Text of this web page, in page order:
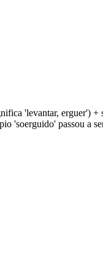
'levantar, erguer')
'soerguido' passou a